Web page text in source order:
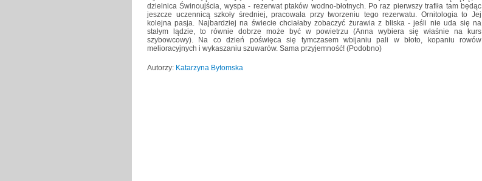
dzielnica Świnoujścia, wyspa - rezerwat ptaków wodno-błotnych. Po raz pierwszy trafiła tam będąc
jeszcze uczennicą szkoły średniej, pracowała przy tworzeniu tego rezerwatu. Ornitologia to Jej
kolejna pasja. Najbardziej na świecie chciałaby zobaczyć żurawia z bliska - jeśli nie uda się na
stałym lądzie, to równie dobrze może być w powietrzu (Anna wybiera się właśnie na kurs
szybowcowy). Na co dzień poświęca się tymczasem wbijaniu pali w błoto, kopaniu rowów
melioracyjnych i wykaszaniu szuwarów. Sama przyjemność! (Podobno)
Autorzy: Katarzyna Bytomska